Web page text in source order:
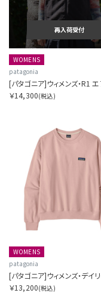
再入荷受付
WOMENS
patagonia
[パタゴニア]ウィメンズ・R1 エ
￥14,300(税込)
WOMENS
patagonia
￥13,200(税込)